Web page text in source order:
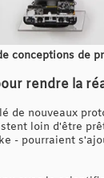
conceptions de
rendre la
de nouveaux
loin d'être
- pourraient